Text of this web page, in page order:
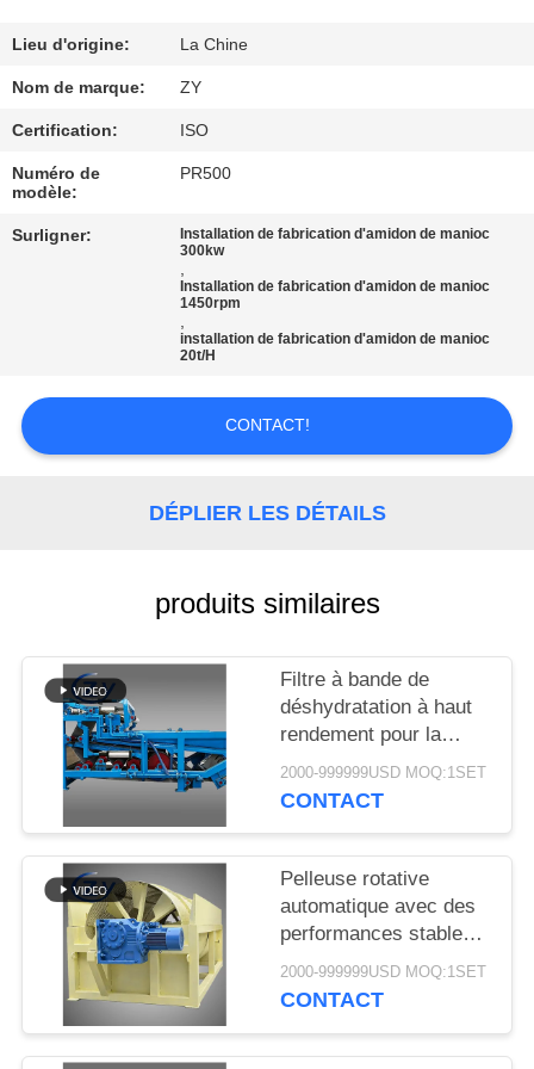
CONTRÔLE
DE
QUALITÉ
CONTACTEZ-
NOUS
NOUVELLES
DEMANDEZ
CITATION
PRIVACY
POLICY
Lieu d'origine: La Chine
Nom de marque: ZY
Certification: ISO
Numéro de
modèle:
PR500
Surligner:
Installation de fabrication d'amidon de manioc
300kw
,
Installation de fabrication d'amidon de manioc
1450rpm
,
installation de fabrication d'amidon de manioc
20t/H
CONTACT!
DÉPLIER LES DÉTAILS
produits similaires
Filtre à bande de
déshydratation à haut
rendement pour la
déshydratation stable
des boues dans les
l'amidon de manioc
2000-999999USD MOQ:1SET
CONTACT
Pelleuse rotative
automatique avec des
performances stables
pour la production
d'amidon de manioc et
2000-999999USD MOQ:1SET
CONTACT